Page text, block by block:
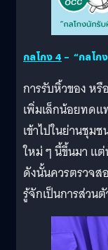
กลโกง 4 – “กลโก
การรับหิ้วของ หรื
เพิ่มเล็กน้อยทดแ
เข้าไปในย่านชุม
ใหม่ ๆ นี้ขึ้นมา แต่
ดังนั้นควรตรวจส
รู้จักเป็นการส่วน